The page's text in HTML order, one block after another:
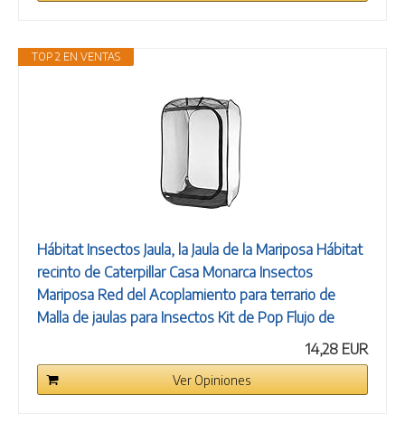
TOP 2 EN VENTAS
Hábitat Insectos Jaula, la Jaula de la Mariposa Hábitat
recinto de Caterpillar Casa Monarca Insectos
Mariposa Red del Acoplamiento para terrario de
Malla de jaulas para Insectos Kit de Pop Flujo de
14,28 EUR
Ver Opiniones